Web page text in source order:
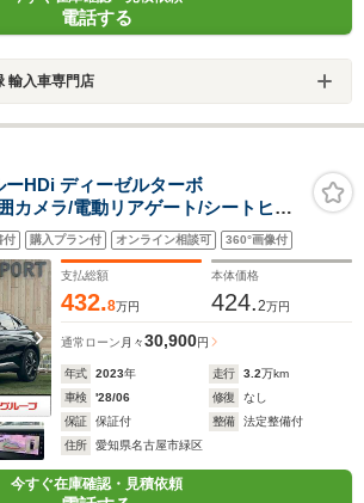
電話する
輸入車専門店
HDi ディーゼルターボ
カメラ/電動リアゲート/シートヒー
ン/ステアリングヒーター/ワイヤレ
ットモニター/ヘッドアップディス
付 購入プラン付 オンライン相談可 360°画像付
支払総額
432.8万円
本体価格
424.2万円
通常ローン 月々30,900円
年式 2023年 走行 3.2万km
車検
'28/06 修復
なし
保証
保証付 整備
法定整備付
住所
愛知県名古屋市緑区
今すぐ在庫確認・見積依頼